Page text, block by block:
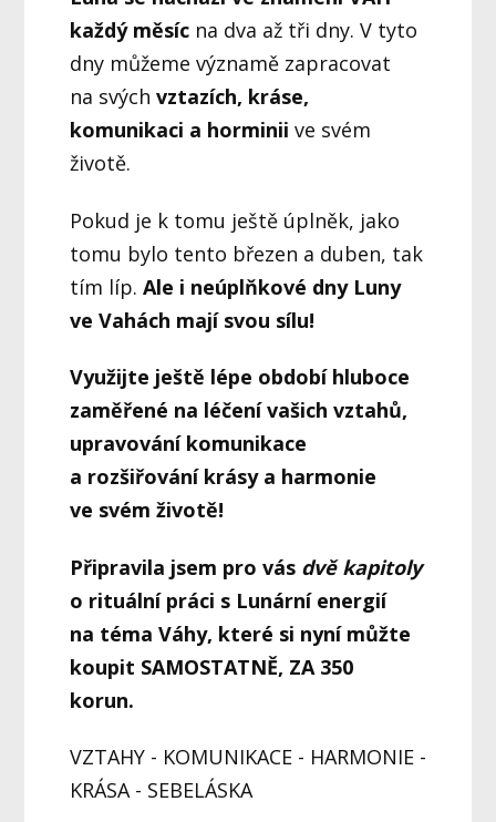
každý měsícna dva až tři dny. V tyto
dny můžeme významě zapracovat
na svých vztazích, kráse,
komunikaci a horminii ve svém
životě.
Pokud je k tomu ještě úplněk, jako
tomu bylo tento březen a duben, tak
tím líp. Ale i neúplňkové dny Luny
ve Vahách mají svou sílu!
Využijte ještě lépe období hluboce
zaměřené na léčení vašich vztahů,
upravování komunikace
a rozšiřování krásy a harmonie
ve svém životě!
Připravila jsem pro vás dvě kapitoly
o rituální práci s Lunární energií
na téma Váhy, které si nyní můžte
koupit SAMOSTATNĚ, ZA 350
korun.
VZTAHY - KOMUNIKACE - HARMONIE -
KRÁSA - SEBELÁSKA